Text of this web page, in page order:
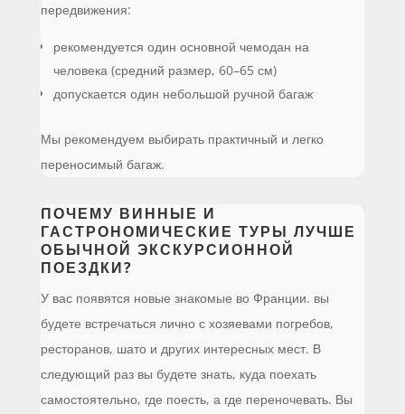
передвижения:
рекомендуется один основной чемодан на
человека (средний размер, 60–65 см)
допускается один небольшой ручной багаж
Мы рекомендуем выбирать практичный и легко
переносимый багаж.
ПОЧЕМУ ВИННЫЕ И
ГАСТРОНОМИЧЕСКИЕ ТУРЫ ЛУЧШЕ
ОБЫЧНОЙ ЭКСКУРСИОННОЙ
ПОЕЗДКИ?
У вас появятся новые знакомые во Франции. вы
будете встречаться лично с хозяевами погребов,
ресторанов, шато и других интересных мест. В
следующий раз вы будете знать, куда поехать
самостоятельно, где поесть, а где переночевать. Вы